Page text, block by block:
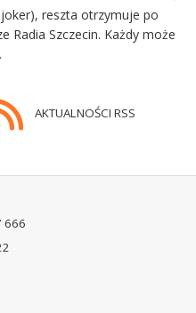
reszta otrzymuje po
Radia Szczecin. Każdy może
AKTUALNOŚCI RSS
666